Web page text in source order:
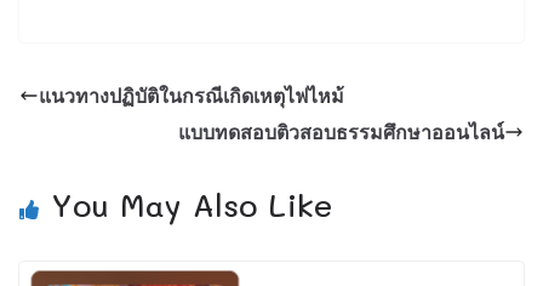
แนวทางปฏิบัติในกรณีเกิดเหตุไฟไหม้
แบบทดสอบติวสอบธรรมศึกษาออนไลน์
You May Also Like